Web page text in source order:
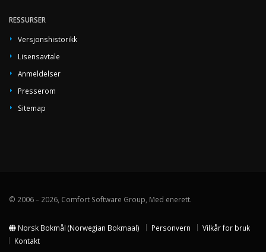
RESSURSER
Versjonshistorikk
Lisensavtale
Anmeldelser
Presserom
Sitemap
© 2006 – 2026, Comfort Software Group, Med enerett.
Norsk Bokmål (Norwegian Bokmaal) Personvern
Vilkår for bruk
Kontakt